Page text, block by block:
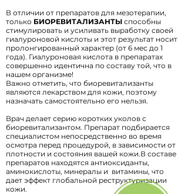
В отличии от препаратов для мезотерапии,
только БИОРЕВИТАЛИЗАНТЫ способны
стимулировать и усиливать выработку своей
гиалуроновой кислоты и этот результат носит
пролонгированный характер (от 6 мес до 1
года). Гиалуроновая кислота в препаратах
совершенно идентична по составу той, что в
нашем организме!
Важно отметить, что биоревитализанты
являются лекарством для кожи, поэтому
назначать самостоятельно его нельзя.
Врач делает серию коротких уколов с
биоревитализантом. Препарат подбирается
специалистом непосредственно во время
осмотра перед процедурой, в зависимости от
плотности и состояния вашей кожи.В составе
препаратов находятся антиоксиданты,
аминокислоты, минералы и витамины, что
дает эффект глобальной реструктуризации
кожи.